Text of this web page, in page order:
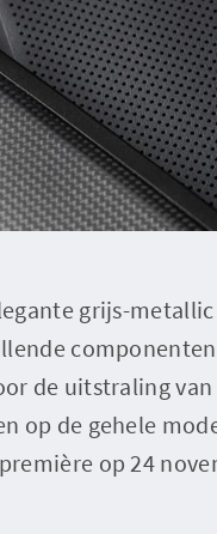
grijs-
de uitstraling
op de gehele
op 24